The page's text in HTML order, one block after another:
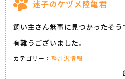
迷子のケヅメ陸亀君
飼い主さん無事に見つかったそう
有難うございました。
カテゴリー： 軽井沢情報